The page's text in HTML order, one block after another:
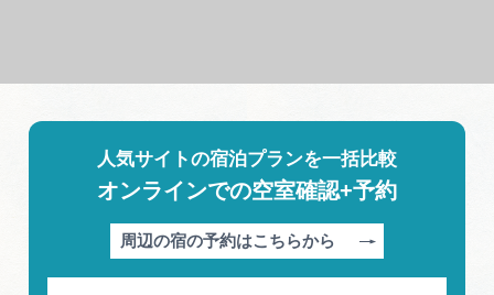
人気サイトの宿泊プランを一括比較
オンラインでの空室確認+予約
周辺の宿の予約はこちらから